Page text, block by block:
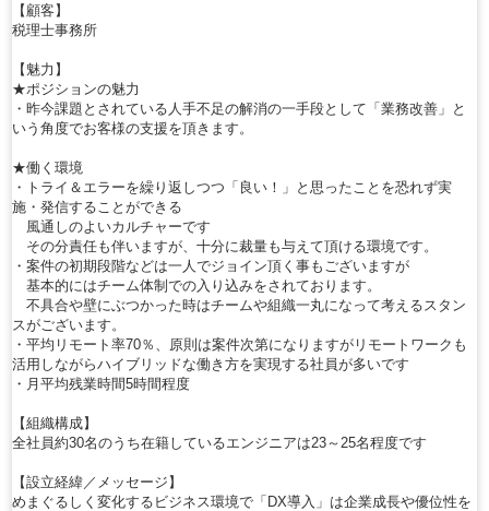
【顧客】
税理士事務所
【魅力】
★ポジションの魅力
・昨今課題とされている人手不足の解消の一手段として「業務改善」と
いう角度でお客様の支援を頂きます。
★働く環境
・トライ＆エラーを繰り返しつつ「良い！」と思ったことを恐れず実
施・発信することができる
風通しのよいカルチャーです
その分責任も伴いますが、十分に裁量も与えて頂ける環境です。
・案件の初期段階などは一人でジョイン頂く事もございますが
基本的にはチーム体制での入り込みをされております。
不具合や壁にぶつかった時はチームや組織一丸になって考えるスタン
スがございます。
・平均リモート率70％、原則は案件次第になりますがリモートワークも
活用しながらハイブリッドな働き方を実現する社員が多いです
・月平均残業時間5時間程度
【組織構成】
全社員約30名のうち在籍しているエンジニアは23～25名程度です
【設立経緯／メッセージ】
めまぐるしく変化するビジネス環境で「DX導入」は企業成長や優位性を